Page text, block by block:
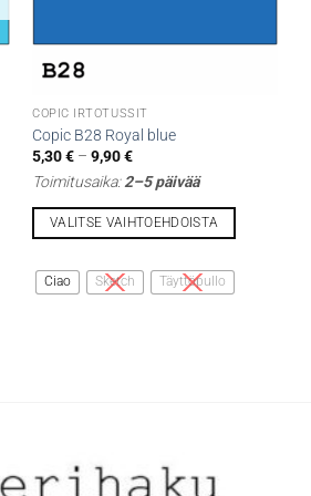
COPIC IRTOTUSSIT
Copic B28 Royal blue
5,30€ – 9,90€Hintaluokka:
-
Toimitusaika:2–5 päivää
VALITSE VAIHTOEHDOISTA
tuotteella
sivulla.
Ciao Sketch Täyttöpullo